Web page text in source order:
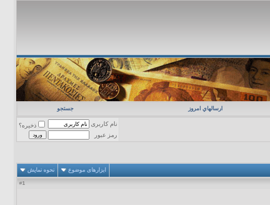
ارسالهاي امروز جستجو
نام کاربری
ذخیره؟
رمز عبور
ابزارهای موضوع نحوه نمایش
1